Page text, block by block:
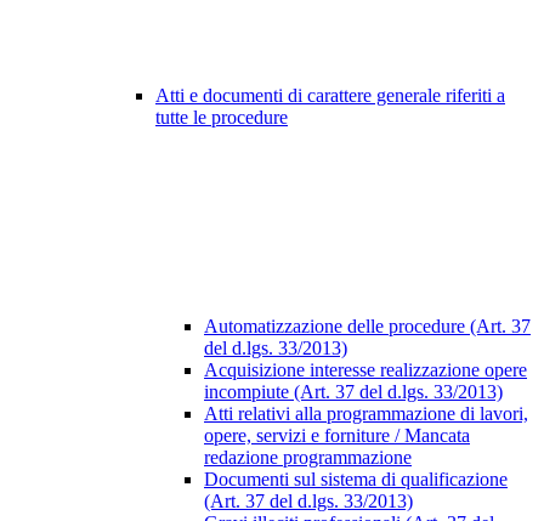
Atti e documenti di carattere generale riferiti a
tutte le procedure
Automatizzazione delle procedure (Art. 37
del d.lgs. 33/2013)
Acquisizione interesse realizzazione opere
incompiute (Art. 37 del d.lgs. 33/2013)
Atti relativi alla programmazione di lavori,
opere, servizi e forniture / Mancata
redazione programmazione
Documenti sul sistema di qualificazione
(Art. 37 del d.lgs. 33/2013)